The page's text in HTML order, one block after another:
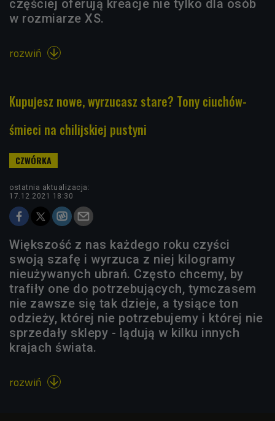
częściej oferują kreacje nie tylko dla osób
w rozmiarze XS.
rozwiń 
Kupujesz nowe, wyrzucasz stare? Tony ciuchów-
śmieci na chilijskiej pustyni
ostatnia aktualizacja:
17.12.2021 18:30
Większość z nas każdego roku czyści
swoją szafę i wyrzuca z niej kilogramy
nieużywanych ubrań. Często chcemy, by
trafiły one do potrzebujących, tymczasem
nie zawsze się tak dzieje, a tysiące ton
odzieży, której nie potrzebujemy i której nie
sprzedały sklepy - lądują w kilku innych
krajach świata.
rozwiń 